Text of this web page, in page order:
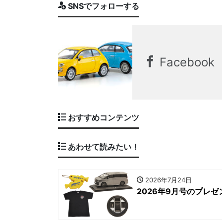
SNSでフォローする
Facebook
おすすめコンテンツ
あわせて読みたい！
2026年7月24日
2026年9月号のプレゼ